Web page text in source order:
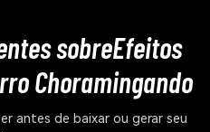
sobreEfeitos
Choramingando
antes de baixar ou gerar seu